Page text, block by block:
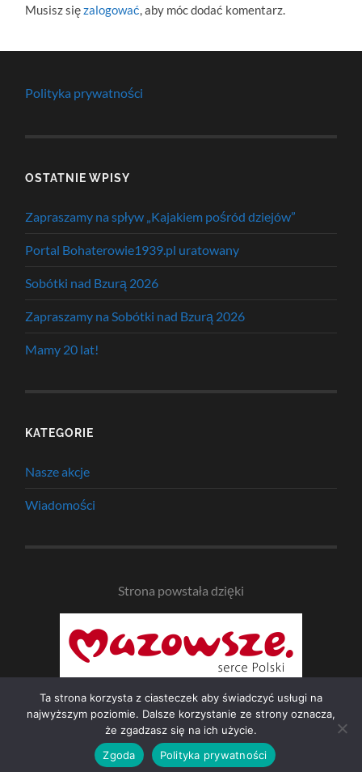
Musisz sięzalogować, aby móc dodać komentarz.
Polityka prywatności
OSTATNIE WPISY
Zapraszamy na spływ „Kajakiem pośród dziejów”
Portal Bohaterowie1939.pl uratowany
Sobótki nad Bzurą 2026
Zapraszamy na Sobótki nad Bzurą 2026
Mamy 20 lat!
KATEGORIE
Nasze akcje
Wiadomości
Strona powstała dzięki
© 2026 NAD BZURĄ —UP ↑
Ta strona korzysta z ciasteczek aby świadczyć usługi na
najwyższym poziomie. Dalsze korzystanie ze strony oznacza,
że zgadzasz się na ich użycie.
Zgoda
Polityka prywatności